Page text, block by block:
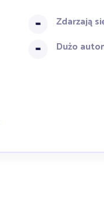
Zdarzają
Dużo